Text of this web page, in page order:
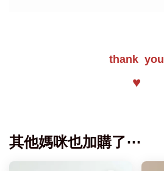
thank you
♥
其他媽咪也加購了⋯